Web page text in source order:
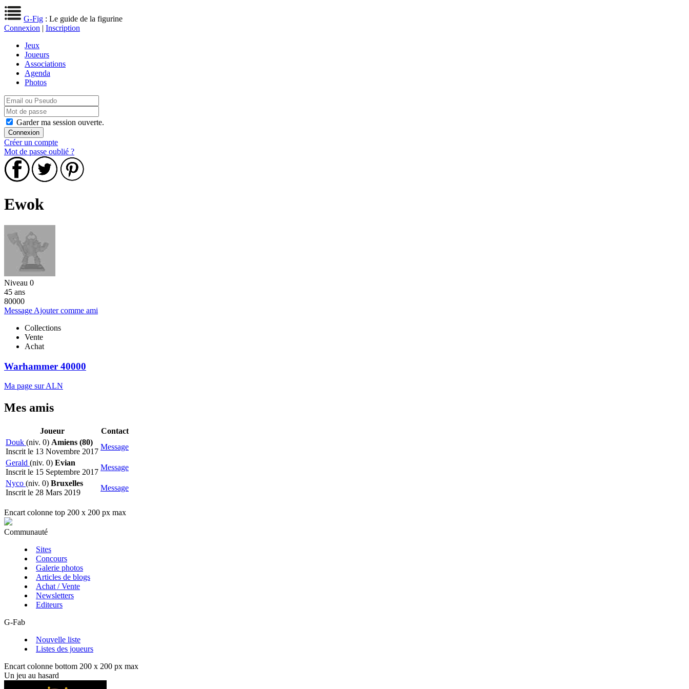
G-Fig : Le guide de la figurine
Connexion | Inscription
Jeux
Joueurs
Associations
Agenda
Photos
Garder ma session ouverte.
Créer un compte
Mot de passe oublié ?
Ewok
Niveau 0
45 ans
80000
Message Ajouter comme ami
Collections
Vente
Achat
Warhammer 40000
Ma page sur ALN
Mes amis
Joueur
Contact
Douk (niv. 0) Amiens (80)
Inscrit le 13 Novembre 2017
Message
Gerald (niv. 0) Evian
Inscrit le 15 Septembre 2017
Message
Nyco (niv. 0) Bruxelles
Inscrit le 28 Mars 2019
Message
Encart colonne top 200 x 200 px max
Communauté
Sites
Concours
Galerie photos
Articles de blogs
Achat / Vente
Newsletters
Editeurs
G-Fab
Nouvelle liste
Listes des joueurs
Encart colonne bottom 200 x 200 px max
Un jeu au hasard